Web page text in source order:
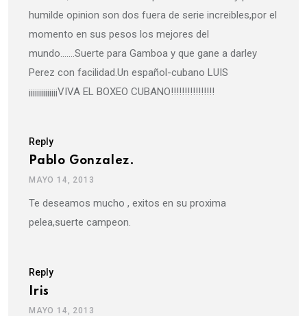
humilde opinion son dos fuera de serie increibles,por el
momento en sus pesos los mejores del
mundo…….Suerte para Gamboa y que gane a darley
Perez con facilidad.Un español-cubano LUIS
¡¡¡¡¡¡¡¡¡¡¡¡¡¡VIVA EL BOXEO CUBANO!!!!!!!!!!!!!!!!
Reply
Pablo Gonzalez.
MAYO 14, 2013
Te deseamos mucho , exitos en su proxima
pelea,suerte campeon.
Reply
Iris
MAYO 14, 2013